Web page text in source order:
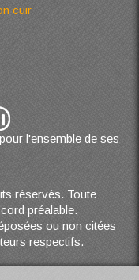
cuir
l'ensemble de ses
réservés. Toute
préalable.
ou non citées
respectifs.